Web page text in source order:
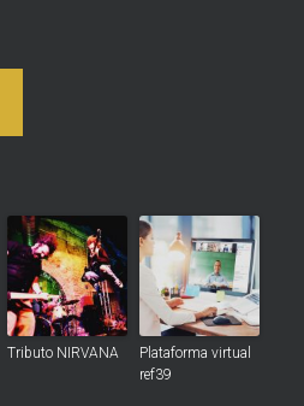
Tributo NIRVANA
Plataforma virtual
ref39